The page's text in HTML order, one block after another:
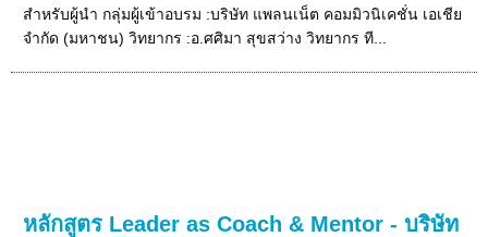
สำหรับผู้นำ กลุ่มผู้เข้าอบรม :บริษัท แพลนเน็ต คอมมิวนิเคชั่น เอเชีย
จำกัด (มหาชน) วิทยากร :อ.ศศิมา สุขสว่าง วิทยากร ที...
หลักสูตร Leader as Coach & Mentor - บริษัท